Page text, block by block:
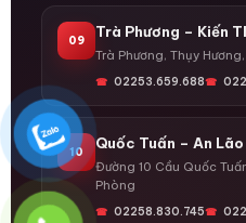
09
Trà Phương – Kiến
Trà Phương, Thụy
02253.659.688
10
Quốc Tuấn – An Lão
Đường 10 Cầu Quốc
Phòng
02258.830.745